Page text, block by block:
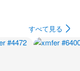
すべて見る